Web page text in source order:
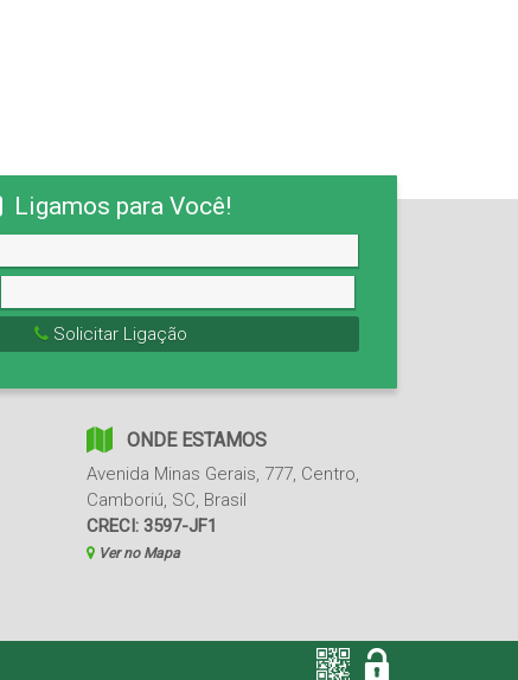
Ligamos para Você!
Solicitar Ligação
ONDE ESTAMOS
Avenida Minas Gerais, 777, Centro,
Camboriú, SC, Brasil
CRECI: 3597-JF1
Ver no Mapa